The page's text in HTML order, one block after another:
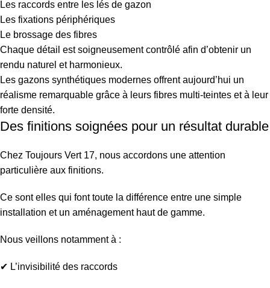
Les raccords entre les lés de gazon
Les fixations périphériques
Le brossage des fibres
Chaque détail est soigneusement contrôlé afin d’obtenir un
rendu naturel et harmonieux.
Les gazons synthétiques modernes offrent aujourd’hui un
réalisme remarquable grâce à leurs fibres multi-teintes et à leur
forte densité.
Des finitions soignées pour un résultat durable
Chez Toujours Vert 17, nous accordons une attention
particulière aux finitions.
Ce sont elles qui font toute la différence entre une simple
installation et un aménagement haut de gamme.
Nous veillons notamment à :
✔ L’invisibilité des raccords